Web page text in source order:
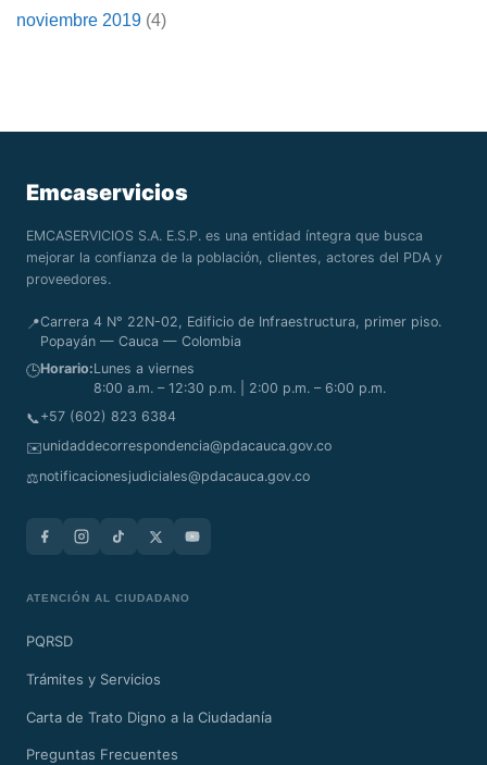
noviembre 2019 (4)
Emcaservicios
EMCASERVICIOS S.A. E.S.P. es una entidad íntegra que busca
mejorar la confianza de la población, clientes, actores del PDA y
proveedores.
📍Carrera 4 N° 22N-02, Edificio de Infraestructura, primer piso.
Popayán — Cauca — Colombia
🕒Horario:Lunes a viernes
8:00 a.m. – 12:30 p.m. | 2:00 p.m. – 6:00 p.m.
📞+57 (602) 823 6384
✉️unidaddecorrespondencia@pdacauca.gov.co
⚖️notificacionesjudiciales@pdacauca.gov.co
ATENCIÓN AL CIUDADANO
PQRSD
Trámites y Servicios
Carta de Trato Digno a la Ciudadanía
Preguntas Frecuentes